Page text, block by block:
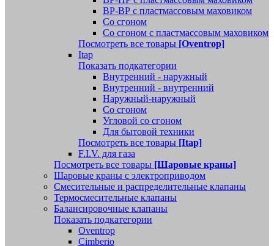
ВР-ВР с пластмассовым маховиком
Со сгоном
Со сгоном с пластмассовым маховиком
Посмотреть все товары [Oventrop]
Itap
Показать подкатегории
Внутренний - наружный
Внутренний - внутренний
Наружный-наружный
Со сгоном
Угловой со сгоном
Для бытовой техники
Посмотреть все товары [Itap]
F.I.V. для газа
Посмотреть все товары [Шаровые краны]
Шаровые краны с электроприводом
Смесительные и распределительные клапаны
Термосмесительные клапаны
Балансировочные клапаны
Показать подкатегории
Oventrop
Cimberio